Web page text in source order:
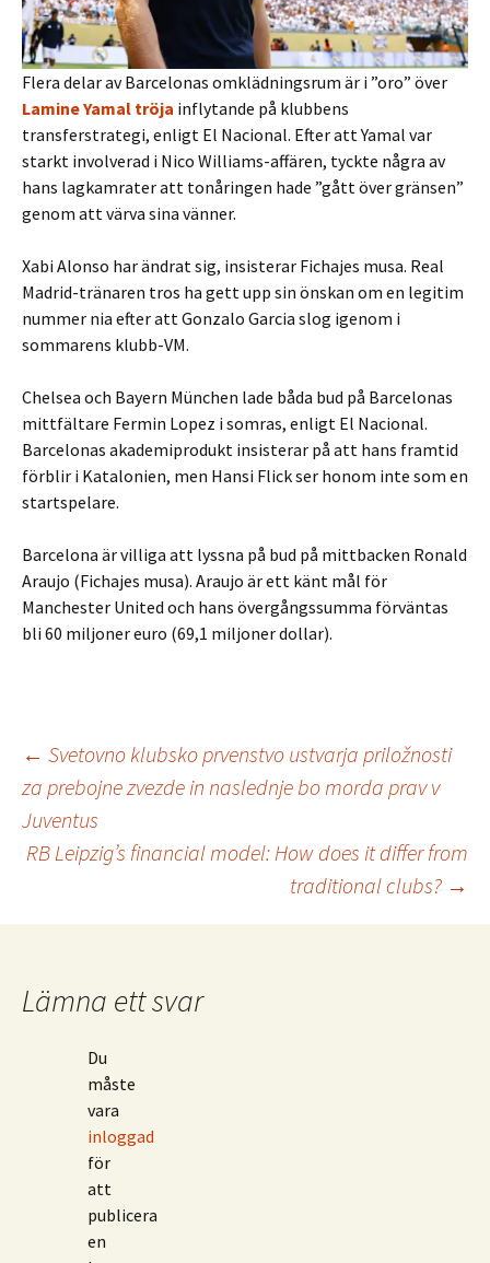
Flera delar av Barcelonas omklädningsrum är i ”oro” över
Lamine Yamal tröja inflytande på klubbens
transferstrategi, enligt El Nacional. Efter att Yamal var
starkt involverad i Nico Williams-affären, tyckte några av
hans lagkamrater att tonåringen hade ”gått över gränsen”
genom att värva sina vänner.
Xabi Alonso har ändrat sig, insisterar Fichajes musa. Real
Madrid-tränaren tros ha gett upp sin önskan om en legitim
nummer nia efter att Gonzalo Garcia slog igenom i
sommarens klubb-VM.
Chelsea och Bayern München lade båda bud på Barcelonas
mittfältare Fermin Lopez i somras, enligt El Nacional.
Barcelonas akademiprodukt insisterar på att hans framtid
förblir i Katalonien, men Hansi Flick ser honom inte som en
startspelare.
Barcelona är villiga att lyssna på bud på mittbacken Ronald
Araujo (Fichajes musa). Araujo är ett känt mål för
Manchester United och hans övergångssumma förväntas
bli 60 miljoner euro (69,1 miljoner dollar).
Inläggsnavigering
← Svetovno klubsko prvenstvo ustvarja priložnosti
za prebojne zvezde in naslednje bo morda prav v
Juventus
RB Leipzig’s financial model: How does it differ from
traditional clubs? →
Lämna ett svar
Du
måste
vara
inloggad
för
att
publicera
en